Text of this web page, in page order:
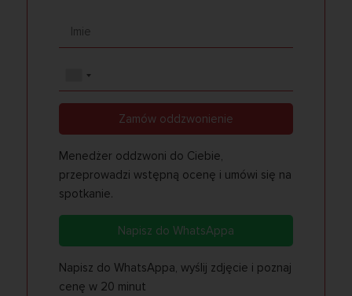
Zamów oddzwonienie
Menedżer oddzwoni do Ciebie,
przeprowadzi wstępną ocenę i umówi się na
spotkanie.
Napisz do WhatsAppa
Napisz do WhatsAppa, wyślij zdjęcie i poznaj
cenę w 20 minut